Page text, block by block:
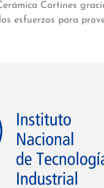
Cortines
esfuerzos para